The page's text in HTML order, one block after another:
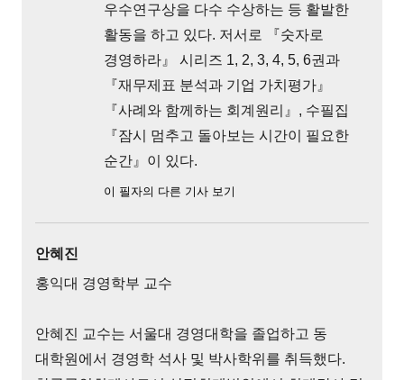
우수연구상을 다수 수상하는 등 활발한
활동을 하고 있다. 저서로 『숫자로
경영하라』 시리즈 1, 2, 3, 4, 5, 6권과
『재무제표 분석과 기업 가치평가』
『사례와 함께하는 회계원리』, 수필집
『잠시 멈추고 돌아보는 시간이 필요한
순간』이 있다.
이 필자의 다른 기사 보기
안혜진
홍익대 경영학부 교수
안혜진 교수는 서울대 경영대학을 졸업하고 동
대학원에서 경영학 석사 및 박사학위를 취득했다.